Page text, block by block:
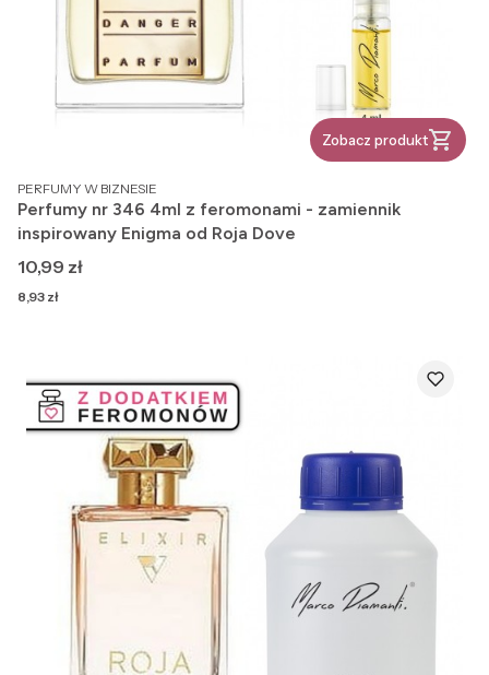
Zobacz produkt
PRODUCENT
PERFUMY W BIZNESIE
Perfumy nr 346 4ml z feromonami - zamiennik
inspirowany Enigma od Roja Dove
Cena
10,99 zł
Cena
8,93 zł